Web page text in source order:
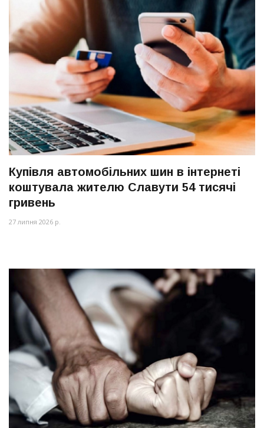
Купівля автомобільних шин в інтернеті
коштувала жителю Славути 54 тисячі
гривень
27 липня 2026 р.